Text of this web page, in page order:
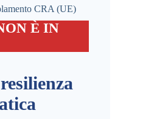
CRA (UE)
È IN